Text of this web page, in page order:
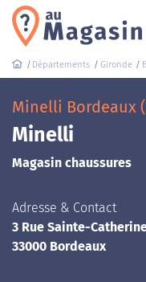
Départements Gironde
Minelli Bordeaux
Minelli
Magasin chaussures
Adresse & Contact
3 Rue Sainte-
33000 Bordeaux